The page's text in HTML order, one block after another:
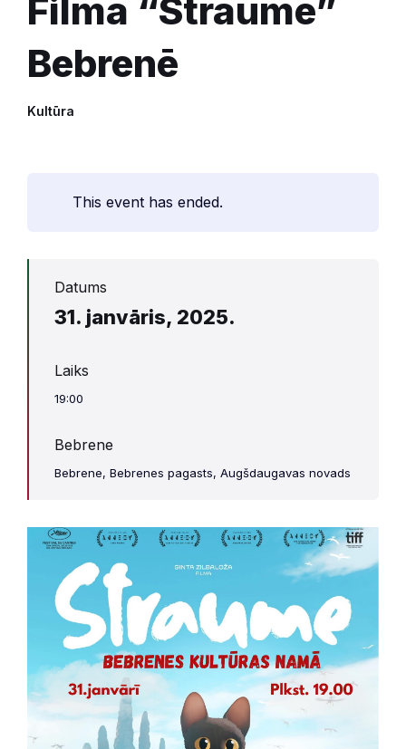
Filma “Straume”
Bebrenē
Kultūra
This event has ended.
Datums
31. janvāris, 2025.
Laiks
19:00
Bebrene
Bebrene, Bebrenes pagasts, Augšdaugavas novads